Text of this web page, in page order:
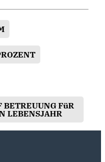
BETREUUNG FüR
LEBENSJAHR